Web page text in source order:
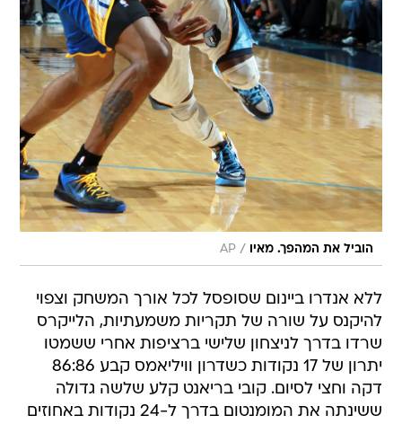
הוביל את המהפך. מאיו /
AP
ללא אנדרו ביינום שסופסל לכל אורך המשחק וצפוי
להיקנס על שורה של תקריות משמעתיות, הלייקרס
שרדו בדרך לניצחון שלישי ברציפות אחרי ששמטו
יתרון של 17 נקודות כשדרון וויליאמס קבע 86:86
דקה וחצי לסיום. קובי בריאנט קלע שלשה גדולה
ששינתה את המומנטום בדרך ל-24 נקודות באחוזים